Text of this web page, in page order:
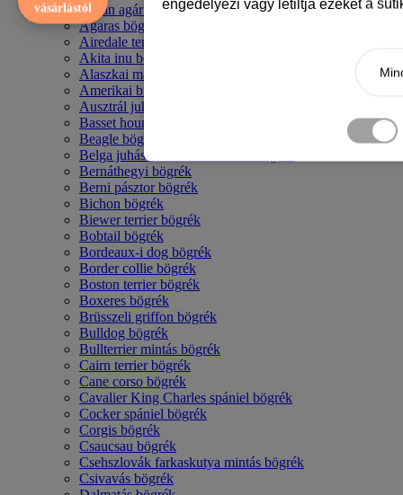
Afgán agár bögrék
Agaras bögrék
Airedale terrier mintás bögre
Akita inu bögrék
Alaszkai malamut bögrék
Amerikai bulldog mintás bögrék
Ausztrál juhászkutya bögrék
Basset hound mintás bögrék
Beagle bögrék
Belga juhász - malinois mintás bögrék
Bernáthegyi bögrék
Berni pásztor bögrék
Bichon bögrék
Biewer terrier bögrék
Bobtail bögrék
Bordeaux-i dog bögrék
Border collie bögrék
Boston terrier bögrék
Boxeres bögrék
Brüsszeli griffon bögrék
Bulldog bögrék
Bullterrier mintás bögrék
Cairn terrier bögrék
Cane corso bögrék
Cavalier King Charles spániel bögrék
Cocker spániel bögrék
Corgis bögrék
Csaucsau bögrék
Csehszlovák farkaskutya mintás bögrék
Csivavás bögrék
vásárlástól
engedélyezi vagy letiltja ezeket a